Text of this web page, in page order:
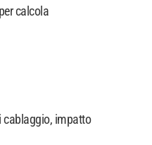
calcola
cablaggio, impatto